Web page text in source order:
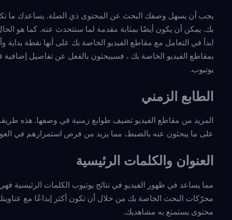
يجب أن يسهل وصفك البحث عن المحتوى ذي الصلة. يساعدك ما
بك. يمكن أن يكون أيضًا بمثابة مقدمة لما ستتحدث عنه. كما هو
ابدأ في التعامل مع مقاطع الفيديو الخاصة بك على أنها نقطة
بمقاطع الفيديو الخاصة بك ، فسيبحثون بالفعل عن تفاصيل
يوتيوب.
الطابع الزمني
المزيد من مقاطع الفيديو تضيف طوابع زمنية في وصفها. هذه
على ما يبحثون عنه بالضبط، مما يزيد من فرص استمرارهم في
العنوان والكلمات الرئيسية
مما يساعد في ظهور الفيديو في نتائج يوتيوب الكلمات الرئيسية
محرّكات البحث الخاصة بك من خلال أن تكون أكثر إبداعًا مع
محتوى يستمتع به مشاهديك.